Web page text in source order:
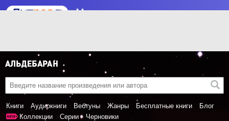
Книги Аудиокниги Вебтуны Жанры Бесплатные книги
Блог
Коллекции
Серии Черновики